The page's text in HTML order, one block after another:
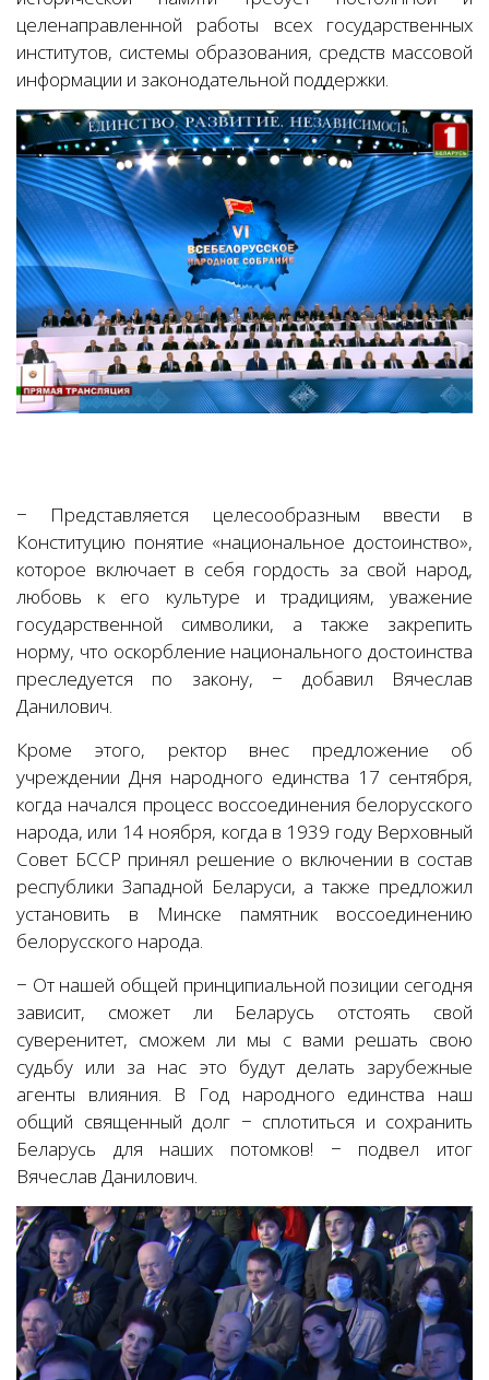
целенаправленной работы всех государственных
институтов, системы образования, средств массовой
информации и законодательной поддержки.
− Представляется целесообразным ввести в
Конституцию понятие «национальное достоинство»,
которое включает в себя гордость за свой народ,
любовь к его культуре и традициям, уважение
государственной символики, а также закрепить
норму, что оскорбление национального достоинства
преследуется по закону, − добавил Вячеслав
Данилович.
Кроме этого, ректор внес предложение об
учреждении Дня народного единства 17 сентября,
когда начался процесс воссоединения белорусского
народа, или 14 ноября, когда в 1939 году Верховный
Совет БССР принял решение о включении в состав
республики Западной Беларуси, а также предложил
установить в Минске памятник воссоединению
белорусского народа.
− От нашей общей принципиальной позиции сегодня
зависит, сможет ли Беларусь отстоять свой
суверенитет, сможем ли мы с вами решать свою
судьбу или за нас это будут делать зарубежные
агенты влияния. В Год народного единства наш
общий священный долг − сплотиться и сохранить
Беларусь для наших потомков! − подвел итог
Вячеслав Данилович.